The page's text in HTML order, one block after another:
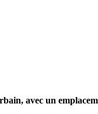
avec un